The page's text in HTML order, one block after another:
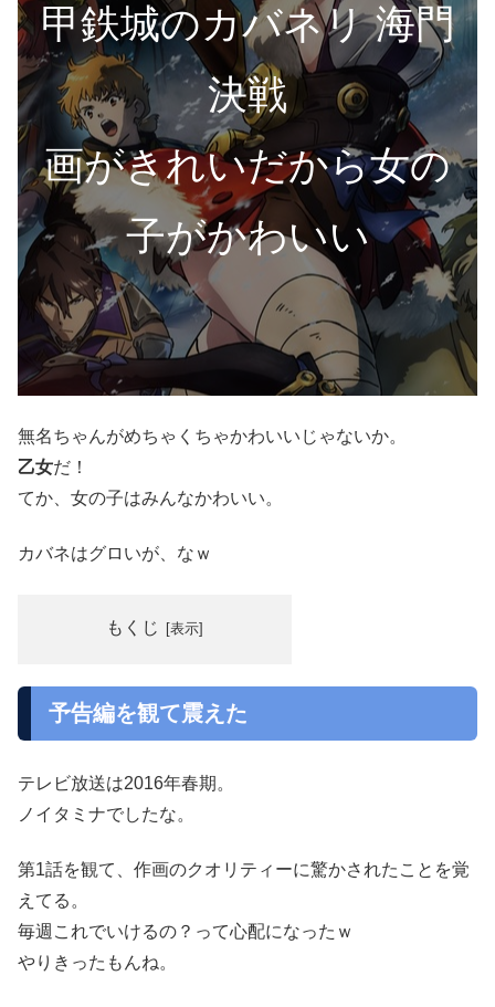
甲鉄城のカバネリ 海門
決戦
画がきれいだから女の
子がかわいい
無名ちゃんがめちゃくちゃかわいいじゃないか。
乙女だ！
てか、女の子はみんなかわいい。
カバネはグロいが、なｗ
もくじ
予告編を観て震えた
テレビ放送は2016年春期。
ノイタミナでしたな。
第1話を観て、作画のクオリティーに驚かされたことを覚
えてる。
毎週これでいけるの？って心配になったｗ
やりきったもんね。